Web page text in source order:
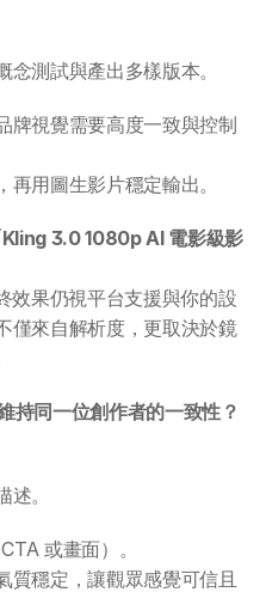
測試與產出多樣版本。
牌視覺需要高度一致與控制
用圖生影片穩定輸出。
3.0 1080p AI 電影級影
僅來自解析度，更取決於鏡
持同一位創作者的一致性？
。
或畫面）。
質穩定，讓觀眾感覺可信且
間表